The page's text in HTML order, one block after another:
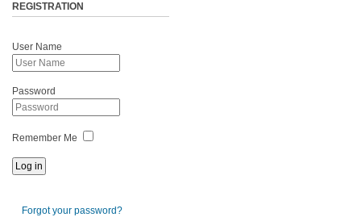
REGISTRATION
User Name
Password
Remember Me
Forgot your password?